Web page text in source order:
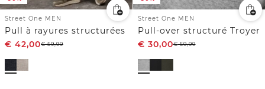
Street One MEN
Pull à rayures structurées
€ 42,00€59,99
Street One MEN
Pull-over structuré Troyer
€ 30,00€59,99